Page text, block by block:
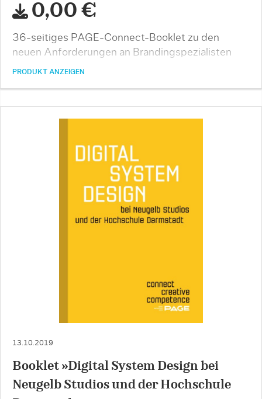
0,00 €
36-seitiges PAGE-Connect-Booklet zu den
neuen Anforderungen an Brandingspezialisten
PRODUKT ANZEIGEN
13.10.2019
Booklet »Digital System Design bei
Neugelb Studios und der Hochschule